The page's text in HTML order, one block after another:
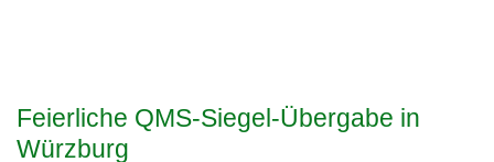
Feierliche QMS-Siegel-Übergabe in
Würzburg